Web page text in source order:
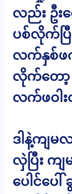
လည်း ဦး
ပစ်လိုက်ပ
လက်နှစ်ဖ
လိုက်တော့
လက်ဖဝါ
ဒါနဲ့ကျမ
လှဲပြီး ကျ
ပေါင်ပေ